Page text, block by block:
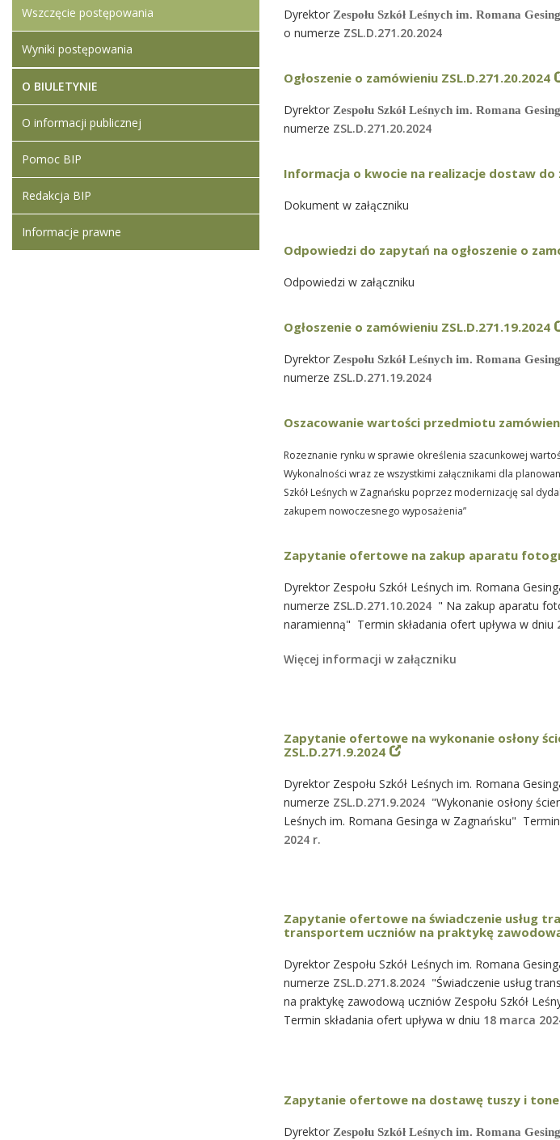
Dyrektor Zespołu Szkół Leśnych im. Romana
o numerze ZSL.D.271.20.2024
Ogłoszenie o zamówieniu ZSL.D.271.20.2024
Dyrektor Zespołu Szkół Leśnych im. Romana
numerze ZSL.D.271.20.2024
Informacja o kwocie na realizacje dostaw do
Dokument w załączniku
Odpowiedzi do zapytań na ogłoszenie o
Odpowiedzi w załączniku
Ogłoszenie o zamówieniu ZSL.D.271.19.2024
Dyrektor Zespołu Szkół Leśnych im. Romana
numerze ZSL.D.271.19.2024
Oszacowanie wartości przedmiotu
Rozeznanie rynku w sprawie określenia szacunkowej
Wykonalności wraz ze wszystkimi załącznikami dla
Szkół Leśnych w Zagnańsku poprzez modernizację sal
zakupem nowoczesnego wyposażenia”
Zapytanie ofertowe na zakup aparatu
Dyrektor Zespołu Szkół Leśnych im. Romana
numerze ZSL.D.271.10.2024 " Na zakup aparatu
naramienną" Termin składania ofert upływa w dniu
Więcej informacji w załączniku
Zapytanie ofertowe na wykonanie osłony
ZSL.D.271.9.2024
Dyrektor Zespołu Szkół Leśnych im. Romana
numerze ZSL.D.271.9.2024 "Wykonanie osłony
Leśnych im. Romana Gesinga w Zagnańsku"
2024 r.
Zapytanie ofertowe na świadczenie usług
transportem uczniów na praktykę zawodową
Dyrektor Zespołu Szkół Leśnych im. Romana
numerze ZSL.D.271.8.2024 "Świadczenie usług
na praktykę zawodową uczniów Zespołu Szkół
Termin składania ofert upływa w dniu 18 marca
Zapytanie ofertowe na dostawę tuszy i
Dyrektor Zespołu Szkół Leśnych im. Romana
Wszczęcie postępowania
Wyniki postępowania
O BIULETYNIE
O informacji publicznej
Pomoc BIP
Redakcja BIP
Informacje prawne